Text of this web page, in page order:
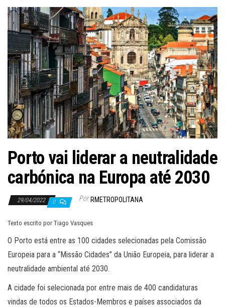
Porto vai liderar a neutralidade
carbónica na Europa até 2030
29/04/2022 0 Por RMETROPOLITANA
Texto escrito por Tiago Vasques
O Porto está entre as 100 cidades selecionadas pela Comissão
Europeia para a “Missão Cidades” da União Europeia, para liderar a
neutralidade ambiental até 2030.
A cidade foi selecionada por entre mais de 400 candidaturas
vindas de todos os Estados-Membros e países associados da